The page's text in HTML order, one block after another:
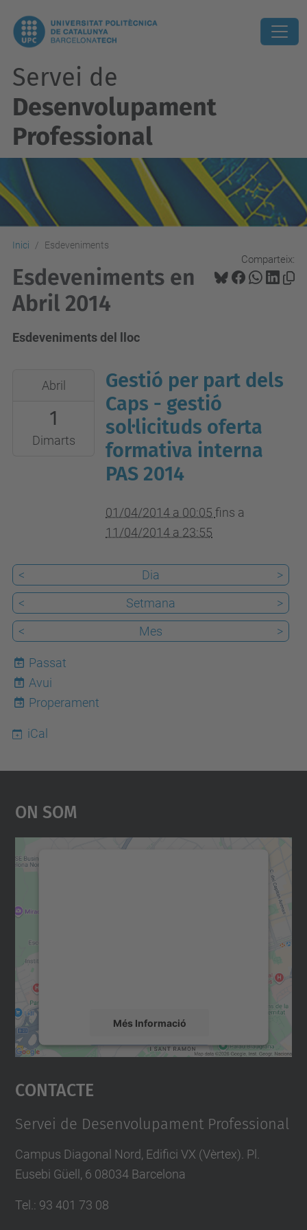
Servei de
Desenvolupament
Professional
Inici Esdeveniments
Comparteix:
Esdeveniments en
Abril 2014
Esdeveniments del lloc
01T00:05:00+02:00
2014-
11T23:55:00+02:00
Abril
1
Dimarts
Gestió per part dels
Caps - gestió
sol·licituds oferta
formativa interna
PAS 2014
01/04/2014 a 00:05 fins a
11/04/2014 a 23:55
< Dia
>
<
Setmana
>
<
Mes >
Passat
8
Avui
Properament
iCal
On Som
Més Informació
Accepta
powered by
Contacte
Servei de Desenvolupament Professional
Campus Diagonal Nord, Edifici VX (Vèrtex). Pl.
Eusebi Güell, 6 08034 Barcelona
Tel. : 93 401 73 08